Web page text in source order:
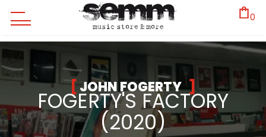
0
JOHN FOGERTY
FOGERTY'S FACTORY
(2020)